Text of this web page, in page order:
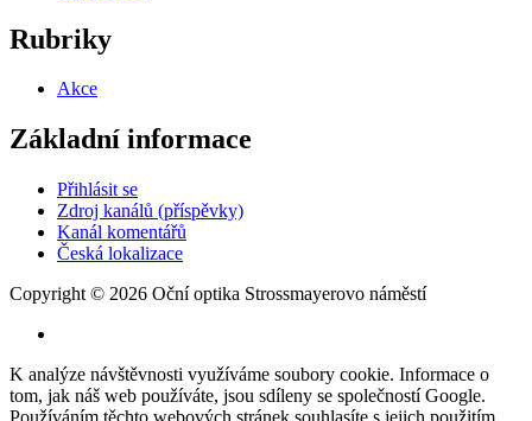
Rubriky
Akce
Základní informace
Přihlásit se
Zdroj kanálů (příspěvky)
Kanál komentářů
Česká lokalizace
Copyright © 2026 Oční optika Strossmayerovo náměstí
Druhé
ménu
K analýze návštěvnosti využíváme soubory cookie. Informace o
tom, jak náš web používáte, jsou sdíleny se společností Google.